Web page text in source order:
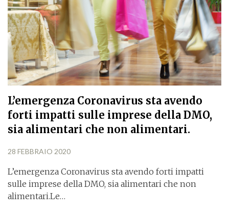
L’emergenza Coronavirus sta avendo
forti impatti sulle imprese della DMO,
sia alimentari che non alimentari.
28 FEBBRAIO 2020
L’emergenza Coronavirus sta avendo forti impatti
sulle imprese della DMO, sia alimentari che non
alimentari.Le…